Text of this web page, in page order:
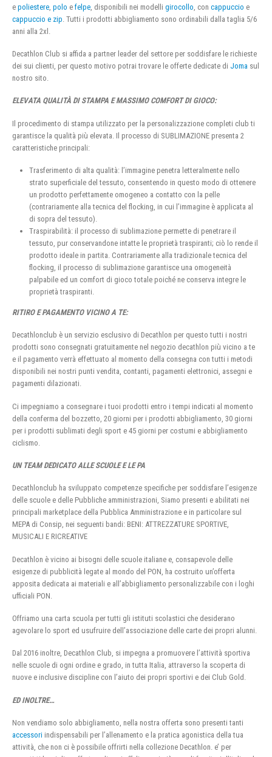
e poliestere polo e felpe , disponibili nei modelli girocollo , con cappuccio e
cappuccio e zip . Tutti i prodotti abbigliamento sono ordinabili dalla taglia 5/6
anni alla 2xl.
Decathlon Club si affida a partner leader del settore per soddisfare le richieste
dei sui clienti, per questo motivo potrai trovare le offerte dedicate di Joma sul
nostro sito.
ELEVATA QUALITÀ DI STAMPA E MASSIMO COMFORT DI GIOCO:
Il procedimento di stampa utilizzato per la personalizzazione completi club ti
garantisce la qualità più elevata. Il processo di SUBLIMAZIONE presenta 2
caratteristiche principali:
Trasferimento di alta qualità: l’immagine penetra letteralmente nello
strato superficiale del tessuto, consentendo in questo modo di ottenere
un prodotto perfettamente omogeneo a contatto con la pelle
(contrariamente alla tecnica del flocking, in cui l’immagine è applicata al
di sopra del tessuto).
Traspirabilità: il processo di sublimazione permette di penetrare il
tessuto, pur conservandone intatte le proprietà traspiranti; ciò lo rende il
prodotto ideale in partita. Contrariamente alla tradizionale tecnica del
flocking, il processo di sublimazione garantisce una omogeneità
palpabile ed un comfort di gioco totale poiché ne conserva integre le
proprietà traspiranti.
RITIRO E PAGAMENTO VICINO A TE:
Decathlonclub è un servizio esclusivo di Decathlon per questo tutti i nostri
prodotti sono consegnati gratuitamente nel negozio decathlon più vicino a te
e il pagamento verrà effettuato al momento della consegna con tutti i metodi
disponibili nei nostri punti vendita, contanti, pagamenti elettronici, assegni e
pagamenti dilazionati.
Ci impegniamo a consegnare i tuoi prodotti entro i tempi indicati al momento
della conferma del bozzetto, 20 giorni per i prodotti abbigliamento, 30 giorni
per i prodotti sublimati degli sport e 45 giorni per costumi e abbigliamento
ciclismo.
UN TEAM DEDICATO ALLE SCUOLE E LE PA
Decathlonclub ha sviluppato competenze specifiche per soddisfare l’esigenze
delle scuole e delle Pubbliche amministrazioni, Siamo presenti e abilitati nei
principali marketplace della Pubblica Amministrazione e in particolare sul
MEPA di Consip, nei seguenti bandi: BENI: ATTREZZATURE SPORTIVE,
MUSICALI E RICREATIVE
Decathlon è vicino ai bisogni delle scuole italiane e, consapevole delle
esigenze di pubblicità legate al mondo del PON, ha costruito un’offerta
apposita dedicata ai materiali e all’abbigliamento personalizzabile con i loghi
ufficiali PON.
Offriamo una carta scuola per tutti gli istituti scolastici che desiderano
agevolare lo sport ed usufruire dell’associazione delle carte dei propri alunni.
Dal 2016 inoltre, Decathlon Club, si impegna a promuovere l’attività sportiva
nelle scuole di ogni ordine e grado, in tutta Italia, attraverso la scoperta di
nuove e inclusive discipline con l’aiuto dei propri sportivi e dei Club Gold.
ED INOLTRE…
Non vendiamo solo abbigliamento, nella nostra offerta sono presenti tanti
accessori indispensabili per l’allenamento e la pratica agonistica della tua
attività, che non ci è possibile offrirti nella collezione Decathlon. e’ per